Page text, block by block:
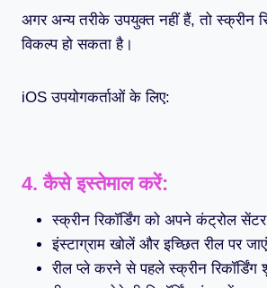
अगर अन्य तरीके उपयुक्त नहीं हैं, तो स्क्रीन
विकल्प हो सकता है।
iOS उपयोगकर्ताओं के लिए:
4. कैसे इस्तेमाल करें:
स्क्रीन रिकॉर्डिंग को अपने कंट्रोल
इंस्टाग्राम खोलें और इच्छित रील पर
रील प्ले करने से पहले स्क्रीन